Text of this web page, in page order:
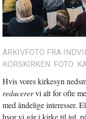
ARKIVFOTO FRA
KORSKIRKEN. FOTO:
Hvis vores kirkesyn
reducerervi alt for ofte
med åndelige interesser.
hvor vi går i kirke til jul,